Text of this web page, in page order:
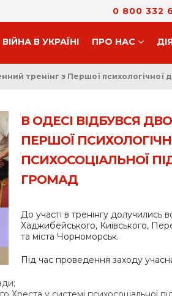
0 800 332
ВІЙНА В УКРАЇНІ ПРО НАС
тренінг з Першої психологічної
В ОДЕСІ ВІДБУВСЯ
ПЕРШОЇ
ПСИХОСОЦІАЛЬНОЇ
ГРОМАД
До участі в тренінгу долучились
Хаджибейського, Київського,
та міста Чорноморськ.
Під час проведення заходу